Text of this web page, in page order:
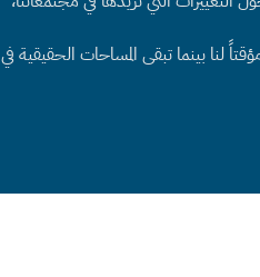
لنا بينما تبقى المساحات الحقيقية في